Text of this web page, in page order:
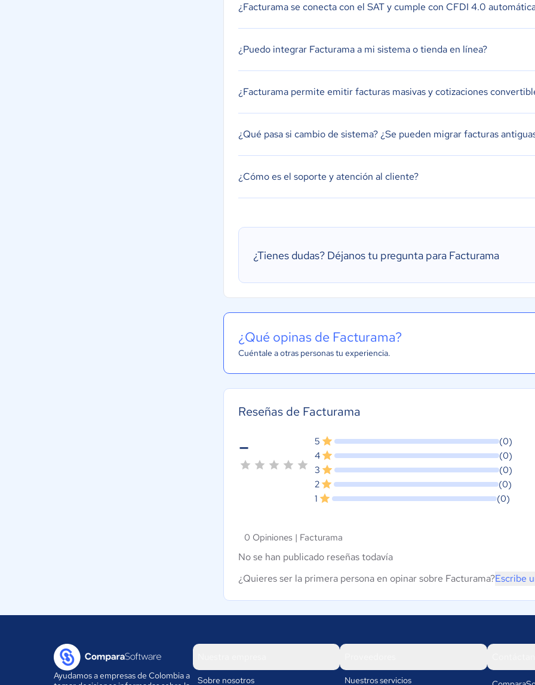
¿Facturama se conecta con el SAT y cumple con CFDI 4.0
¿Puedo integrar Facturama a mi sistema o tienda en línea?
¿Facturama permite emitir facturas masivas y cotizaciones
¿Qué pasa si cambio de sistema? ¿Se pueden migrar facturas
¿Cómo es el soporte y atención al cliente?
¿Tienes dudas? Déjanos tu pregunta para Facturama
¿Qué opinas de Facturama?
Cuéntale a otras personas tu experiencia.
Reseñas de Facturama
- 5
(0)
4
(0)
3
(0)
2
(0)
1
(0)
0 Opiniones | Facturama
No se han publicado reseñas todavía
¿Quieres ser la primera persona en opinar sobre Facturama?Escribe
Ayudamos a empresas de Colombia a
Sobre nosotros Nuestros servicios